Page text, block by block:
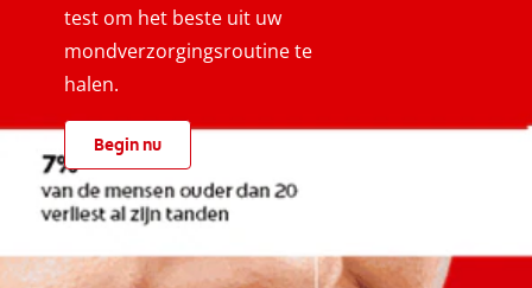
test om het beste uit uw
mondverzorgingsroutine te
halen.
Begin nu